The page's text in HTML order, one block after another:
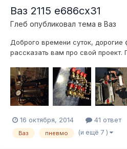
Ваз 2115 е686сх31
Глеб опубликовал тема в Ваз
Доброго времени суток, дорогие
рассказать вам про свой проект.
подробно, и так: 1. Были куплены
соответственно блок будет 4
фитингов "camozzi" осталос...
16 октября, 2014 41 ответ
Ваз пневмо (и ещё 7 )